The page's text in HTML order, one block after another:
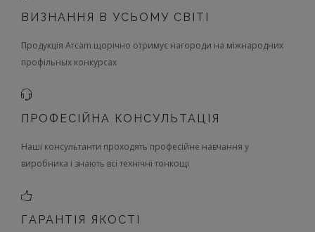
ВИЗНАННЯ В УСЬОМУ СВІТІ
Продукція Arcam щорічно отримує нагороди на міжнародних
профільных конкурсах
ПРОФЕСІЙНА КОНСУЛЬТАЦІЯ
Наші консультанти проходять професійне навчання у
виробника і знають всі технічні тонкощі
ГАРАНТІЯ ЯКОСТІ